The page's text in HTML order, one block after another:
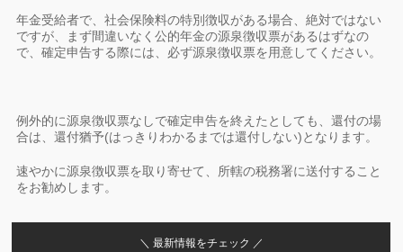
年金受給者で、社会保険料の特別徴収がある場合、絶対ではない
ですが、まず間違いなく公的年金の源泉徴収票があるはずなの
で、確定申告する際には、必ず源泉徴収票を用意してください。
例外的に源泉徴収票なしで確定申告を終えたとしても、還付の場
合は、還付猶予(はっきりわかるまでは還付しない)となります。
速やかに源泉徴収票を取り寄せて、所轄の税務署に送付すること
をお勧めします。
＼ 最新情報をチェック ／